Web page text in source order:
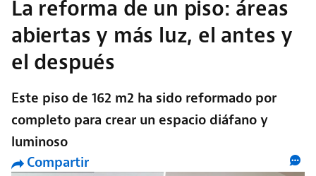
La reforma de un piso: áreas
abiertas y más luz, el antes y
el después
Este piso de 162 m2 ha sido reformado por
completo para crear un espacio diáfano y
luminoso
Compartir